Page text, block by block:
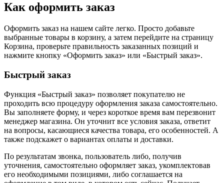
Как оформить заказ
Оформить заказ на нашем сайте легко. Просто добавьте
выбранные товары в корзину, а затем перейдите на страницу
Корзина, проверьте правильность заказанных позиций и
нажмите кнопку «Оформить заказ» или «Быстрый заказ».
Быстрый заказ
Функция «Быстрый заказ» позволяет покупателю не
проходить всю процедуру оформления заказа самостоятельно.
Вы заполняете форму, и через короткое время вам перезвонит
менеджер магазина. Он уточнит все условия заказа, ответит
на вопросы, касающиеся качества товара, его особенностей. А
также подскажет о вариантах оплаты и доставки.
По результатам звонка, пользователь либо, получив
уточнения, самостоятельно оформляет заказ, укомплектовав
его необходимыми позициями, либо соглашается на